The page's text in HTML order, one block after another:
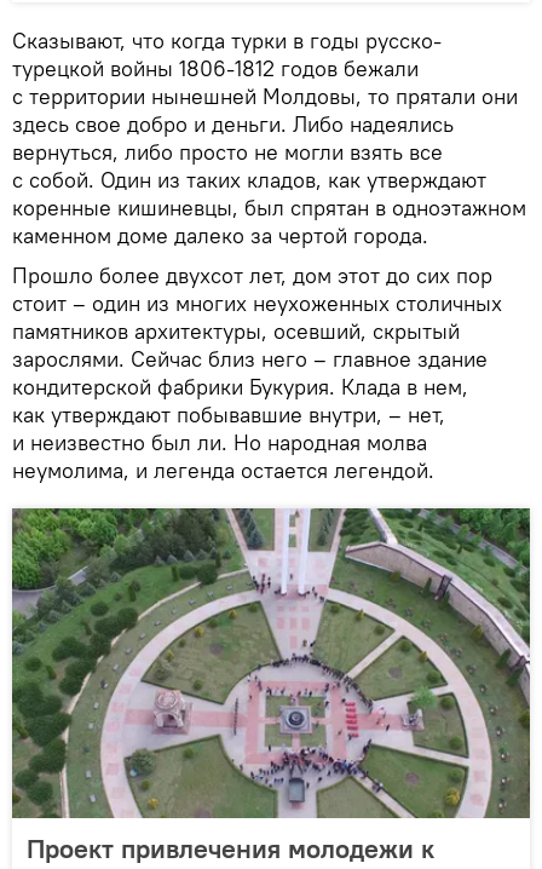
Сказывают, что когда турки в годы русско-
турецкой войны 1806-1812 годов бежали
с территории нынешней Молдовы, то прятали они
здесь свое добро и деньги. Либо надеялись
вернуться, либо просто не могли взять все
с собой. Один из таких кладов, как утверждают
коренные кишиневцы, был спрятан в одноэтажном
каменном доме далеко за чертой города.
Прошло более двухсот лет, дом этот до сих пор
стоит – один из многих неухоженных столичных
памятников архитектуры, осевший, скрытый
зарослями. Сейчас близ него – главное здание
кондитерской фабрики Букурия. Клада в нем,
как утверждают побывавшие внутри, – нет,
и неизвестно был ли. Но народная молва
неумолима, и легенда остается легендой.
Проект привлечения молодежи к